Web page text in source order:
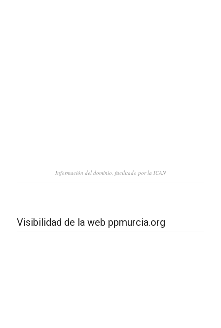
Información del dominio, facilitado por la ICAN
Visibilidad de la web ppmurcia.org